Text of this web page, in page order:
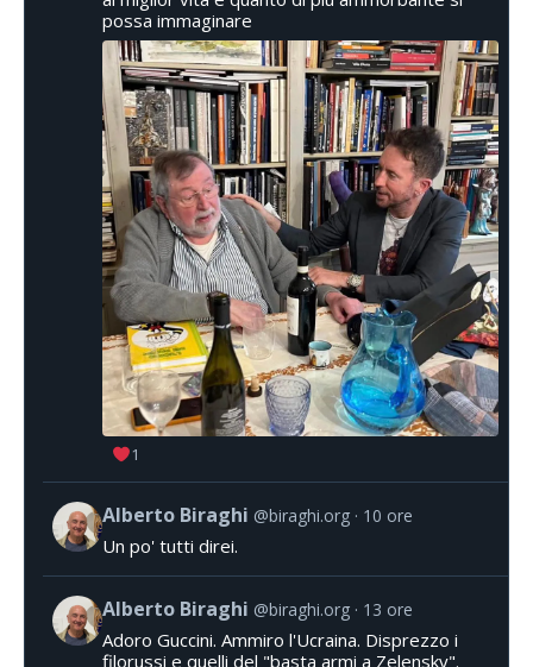
possa immaginare
1
Alberto Biraghi @biraghi.org 10 ore
Un po' tutti direi.
Alberto Biraghi @biraghi.org 13 ore
Adoro Guccini. Ammiro l'Ucraina. Disprezzo i
filorussi e quelli del "basta armi a Zelensky".